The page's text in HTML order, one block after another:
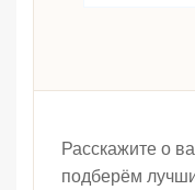
Расскажите о
подберём